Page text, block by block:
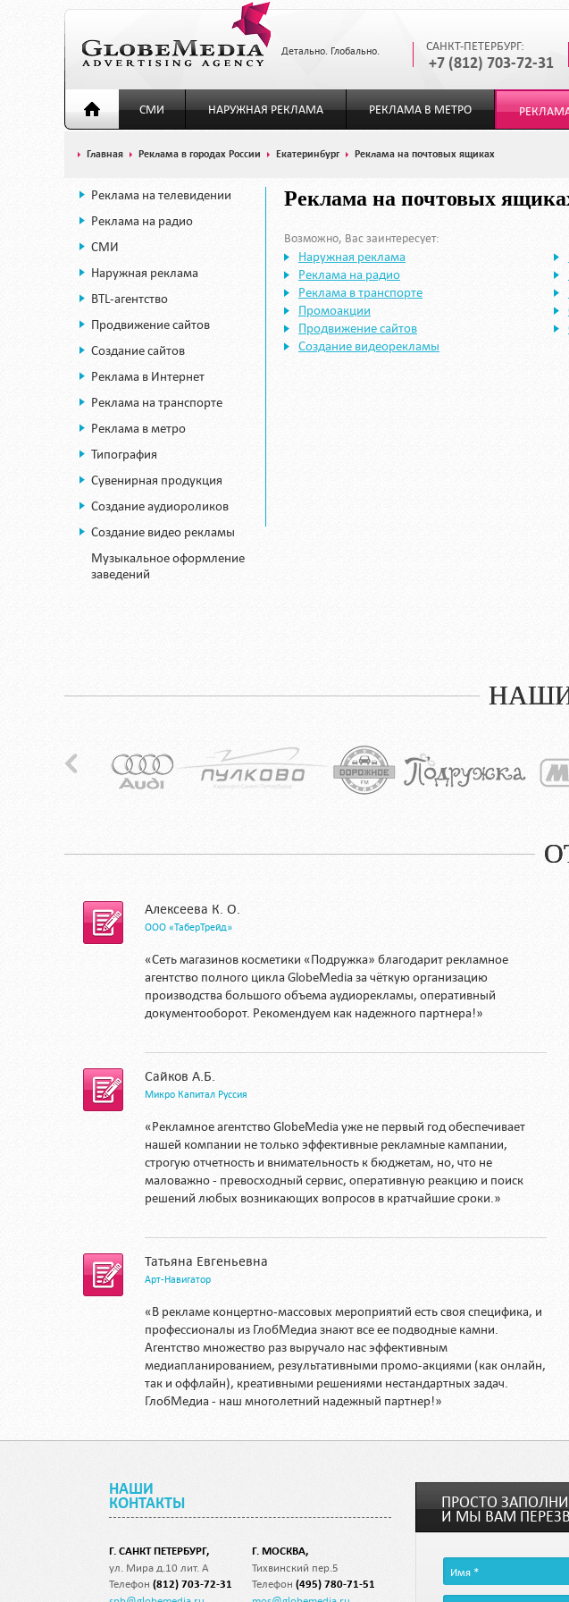
Детально. Глобально. САНКТ-ПЕТЕРБУРГ:
+7 (812) 703-72-31
СМИ НАРУЖНАЯ РЕКЛАМА РЕКЛАМА В МЕТРО
Главная Реклама в городах России Екатеринбург Реклама на почтовых ящиках
Реклама на телевидении
Реклама на радио
СМИ
Наружная реклама
BTL-агентство
Продвижение сайтов
Создание сайтов
Реклама в Интернет
Реклама на транспорте
Реклама в метро
Типография
Сувенирная продукция
Создание аудиороликов
Создание видео рекламы
Музыкальное оформление
заведений
Реклама на почтовых
Возможно, Вас заинтересует:
Наружная реклама
Реклама на радио
Реклама в транспорте
Промоакции
Продвижение сайтов
Создание видеорекламы
Алексеева К. О.
ООО «ТаберТрейд»
«Сеть магазинов косметики «Подружка» благодарит рекламное
агентство полного цикла GlobeMedia за чёткую организацию
производства большого объема аудиорекламы, оперативный
документооборот. Рекомендуем как надежного партнера!»
Сайков А.Б.
Микро Капитал Руссия
«Рекламное агентство GlobeMedia уже не первый год обеспечивает
нашей компании не только эффективные рекламные кампании,
строгую отчетность и внимательность к бюджетам, но, что не
маловажно - превосходный сервис, оперативную реакцию и поиск
решений любых возникающих вопросов в кратчайшие сроки.»
Татьяна Евгеньевна
Арт-Навигатор
«В рекламе концертно-массовых мероприятий есть своя специфика, и
профессионалы из ГлобМедиа знают все ее подводные камни.
Агентство множество раз выручало нас эффективным
медиапланированием, результативными промо-акциями (как онлайн,
так и оффлайн), креативными решениями нестандартных задач.
ГлобМедиа - наш многолетний надежный партнер!»
НАШИ
КОНТАКТЫ
Г. САНКТ ПЕТЕРБУРГ,
ул. Мира д.10 лит. А
Телефон (812) 703-72-31
Г. МОСКВА,
Тихвинский пер.5
Телефон (495) 780-71-51
ПРОСТО
И МЫ ВАМ